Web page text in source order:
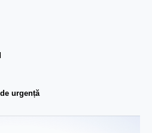
urgență